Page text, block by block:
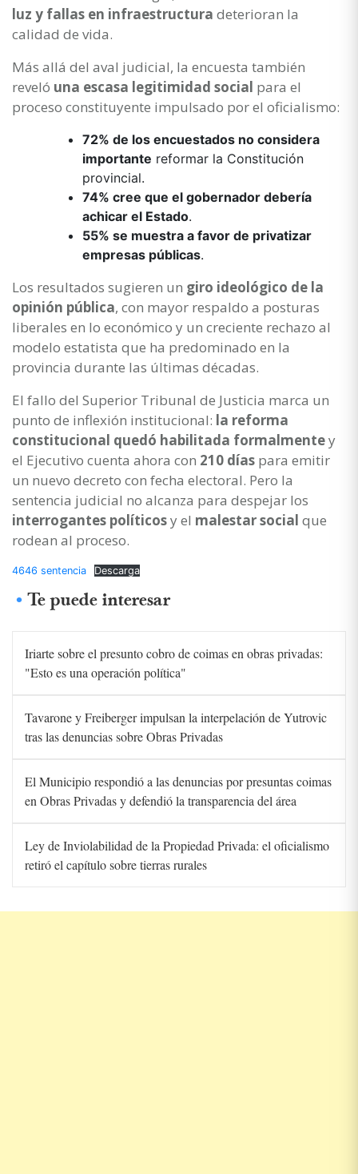
luz y fallas en infraestructura deterioran la
calidad de vida.
Más allá del aval judicial, la encuesta también
reveló una escasa legitimidad social para el
proceso constituyente impulsado por el oficialismo:
72% de los encuestados no considera
importante reformar la Constitución
provincial.
74% cree que el gobernador debería
achicar el Estado.
55% se muestra a favor de privatizar
empresas públicas.
Los resultados sugieren un giro ideológico de la
opinión pública, con mayor respaldo a posturas
liberales en lo económico y un creciente rechazo al
modelo estatista que ha predominado en la
provincia durante las últimas décadas.
El fallo del Superior Tribunal de Justicia marca un
punto de inflexión institucional: la reforma
constitucional quedó habilitada formalmentey
el Ejecutivo cuenta ahora con 210 días para emitir
un nuevo decreto con fecha electoral. Pero la
sentencia judicial no alcanza para despejar los
interrogantes políticosy el malestar social que
rodean al proceso.
4646 sentencia Descarga
Te puede interesar
Iriarte sobre el presunto cobro de coimas en obras privadas:
"Esto es una operación política"
Tavarone y Freiberger impulsan la interpelación de Yutrovic
tras las denuncias sobre Obras Privadas
El Municipio respondió a las denuncias por presuntas coimas
en Obras Privadas y defendió la transparencia del área
Ley de Inviolabilidad de la Propiedad Privada: el oficialismo
retiró el capítulo sobre tierras rurales